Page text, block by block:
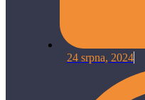
24 srpna, 2024